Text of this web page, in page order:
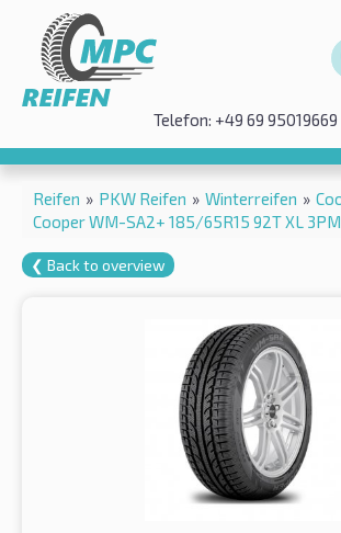
Telefon: +49 69 95019669
Reifen » PKW Reifen » Winterreifen »
Cooper WM-SA2+ 185/65R15 92T XL
❮ Back to overview